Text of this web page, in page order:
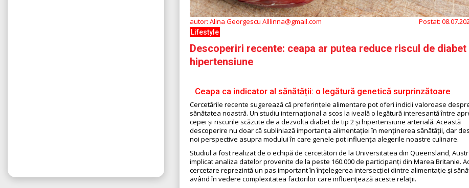
autor: Alina Georgescu Alllinna@gmail.com Postat:
Lifestyle
Descoperiri recente: ceapa ar putea reduce riscul de diabet
hipertensiune
Ceapa ca indicator al sănătății: o legătură genetică surprinzătoare
Cercetările recente sugerează că preferințele alimentare pot oferi indicii valoroase
sănătatea noastră. Un studiu internațional a scos la iveală o legătură interesantă între
cepei și riscurile scăzute de a dezvolta diabet de tip 2 și hipertensiune arterială. Această
descoperire nu doar că subliniază importanța alimentației în menținerea sănătății, dar
noi perspective asupra modului în care genele pot influența alegerile noastre culinare.
Studiul a fost realizat de o echipă de cercetători de la Universitatea din Queensland,
implicat analiza datelor provenite de la peste 160.000 de participanți din Marea Britanie.
cercetare reprezintă un pas important în înțelegerea intersecției dintre alimentație și
având în vedere complexitatea factorilor care influențează aceste relații.